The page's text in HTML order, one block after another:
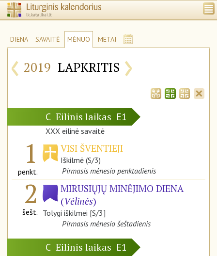
DIENA SAVAITĖ MĖNUO METAI
‹ 2019 LAPKRITIS ›
C Eilinis laikas E1
XXX eilinė savaitė
1
penkt.
VISI ŠVENTIEJI
Iškilmė (S/3)
Pirmasis mėnesio penktadienis
2
šešt.
MIRUSIŲJŲ MINĖJIMO DIENA
(Vėlinės)
Tolygi iškilmei [S/3]
Pirmasis mėnesio šeštadienis
C Eilinis laikas E1